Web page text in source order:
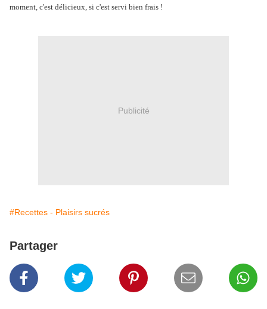
moment, c'est délicieux, si c'est servi bien frais !
Publicité
#Recettes - Plaisirs sucrés
Partager